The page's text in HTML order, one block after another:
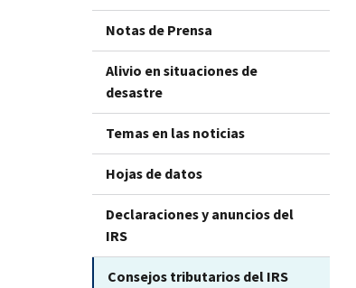
Notas de Prensa
Alivio en situaciones de
desastre
Temas en las noticias
Hojas de datos
Declaraciones y anuncios del
IRS
Consejos tributarios del IRS